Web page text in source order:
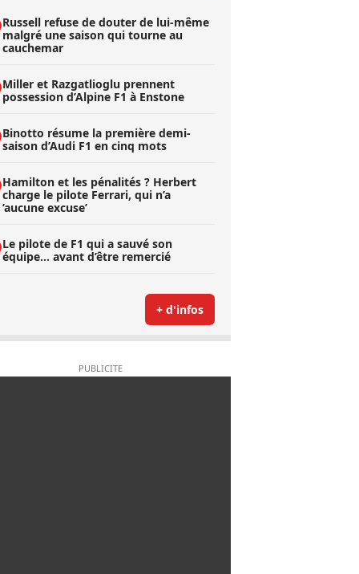
Russell refuse de douter de lui-même
malgré une saison qui tourne au
cauchemar
Miller et Razgatlioglu prennent
possession d’Alpine F1 à Enstone
Binotto résume la première demi-
saison d’Audi F1 en cinq mots
Hamilton et les pénalités ? Herbert
charge le pilote Ferrari, qui n’a
’aucune excuse’
Le pilote de F1 qui a sauvé son
équipe… avant d’être remercié
+ d'infos